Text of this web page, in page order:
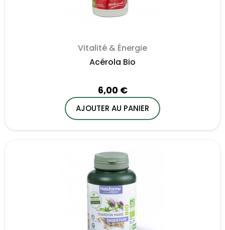
Vitalité & Énergie
Acérola Bio
6,00 €
AJOUTER AU PANIER